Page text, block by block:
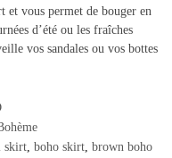
vous permet de bouger en
d’été ou les fraîches
vos sandales ou vos bottes
skirt, boho skirt, brown boho